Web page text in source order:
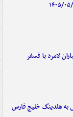
لامرد با فسفر